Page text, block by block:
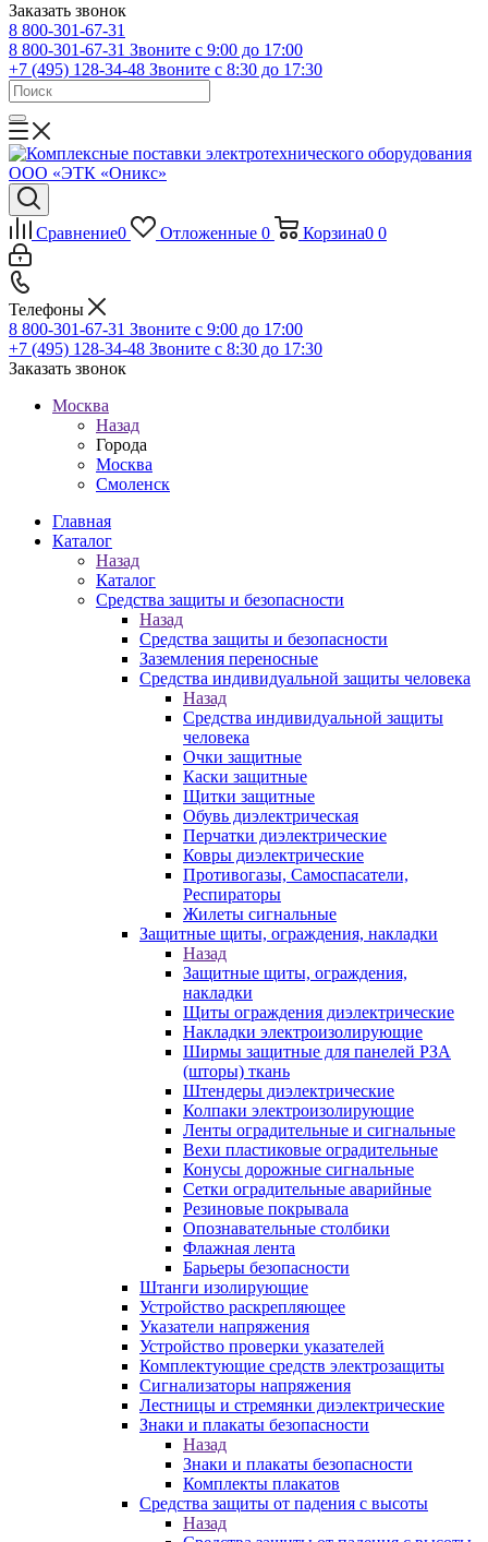
Заказать звонок
8 800-301-67-31
8 800-301-67-31 Звоните с 9:00 до 17:00
+7 (495) 128-34-48 Звоните с 8:30 до 17:30
Сравнение0 Отложенные 0 Корзина0 0
Телефоны
8 800-301-67-31 Звоните с 9:00 до 17:00
+7 (495) 128-34-48 Звоните с 8:30 до 17:30
Заказать звонок
Москва
Назад
Города
Москва
Смоленск
Главная
Каталог
Назад
Каталог
Средства защиты и безопасности
Назад
Средства защиты и безопасности
Заземления переносные
Средства индивидуальной защиты человека
Назад
Средства индивидуальной защиты
человека
Очки защитные
Каски защитные
Щитки защитные
Обувь диэлектрическая
Перчатки диэлектрические
Ковры диэлектрические
Противогазы, Самоспасатели,
Респираторы
Жилеты сигнальные
Защитные щиты, ограждения, накладки
Назад
Защитные щиты, ограждения,
накладки
Щиты ограждения диэлектрические
Накладки электроизолирующие
Ширмы защитные для панелей РЗА
(шторы) ткань
Штендеры диэлектрические
Колпаки электроизолирующие
Ленты оградительные и сигнальные
Вехи пластиковые оградительные
Конусы дорожные сигнальные
Сетки оградительные аварийные
Резиновые покрывала
Опознавательные столбики
Флажная лента
Барьеры безопасности
Штанги изолирующие
Устройство раскрепляющее
Указатели напряжения
Устройство проверки указателей
Комплектующие средств электрозащиты
Сигнализаторы напряжения
Лестницы и стремянки диэлектрические
Знаки и плакаты безопасности
Назад
Знаки и плакаты безопасности
Комплекты плакатов
Средства защиты от падения с высоты
Назад